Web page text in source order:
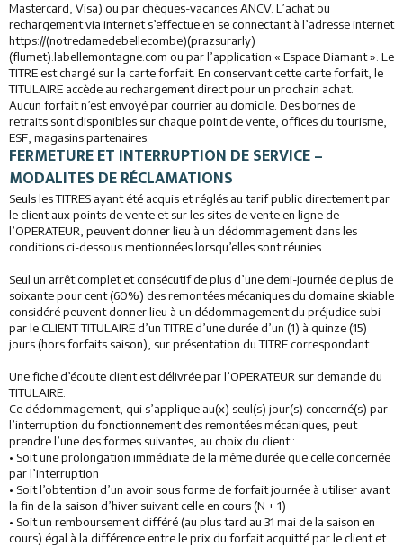
Mastercard, Visa) ou par chèques-vacances ANCV. L’achat ou
rechargement via internet s’effectue en se connectant à l’adresse internet
https://(notredamedebellecombe)(prazsurarly)
(flumet).labellemontagne.com ou par l’application « Espace Diamant ». Le
TITRE est chargé sur la carte forfait. En conservant cette carte forfait, le
TITULAIRE accède au rechargement direct pour un prochain achat.
Aucun forfait n’est envoyé par courrier au domicile. Des bornes de
retraits sont disponibles sur chaque point de vente, offices du tourisme,
ESF, magasins partenaires.
FERMETURE ET INTERRUPTION DE SERVICE –
MODALITES DE RÉCLAMATIONS
Seuls les TITRES ayant été acquis et réglés au tarif public directement par
le client aux points de vente et sur les sites de vente en ligne de
l’OPERATEUR, peuvent donner lieu à un dédommagement dans les
conditions ci-dessous mentionnées lorsqu’elles sont réunies.
Seul un arrêt complet et consécutif de plus d’une demi-journée de plus de
soixante pour cent (60%) des remontées mécaniques du domaine skiable
considéré peuvent donner lieu à un dédommagement du préjudice subi
par le CLIENT TITULAIRE d’un TITRE d’une durée d’un (1) à quinze (15)
jours (hors forfaits saison), sur présentation du TITRE correspondant.
Une fiche d’écoute client est délivrée par l’OPERATEUR sur demande du
TITULAIRE.
Ce dédommagement, qui s’applique au(x) seul(s) jour(s) concerné(s) par
l’interruption du fonctionnement des remontées mécaniques, peut
prendre l’une des formes suivantes, au choix du client :
• Soit une prolongation immédiate de la même durée que celle concernée
par l’interruption
• Soit l’obtention d’un avoir sous forme de forfait journée à utiliser avant
la fin de la saison d’hiver suivant celle en cours (N + 1)
• Soit un remboursement différé (au plus tard au 31 mai de la saison en
cours) égal à la différence entre le prix du forfait acquitté par le client et